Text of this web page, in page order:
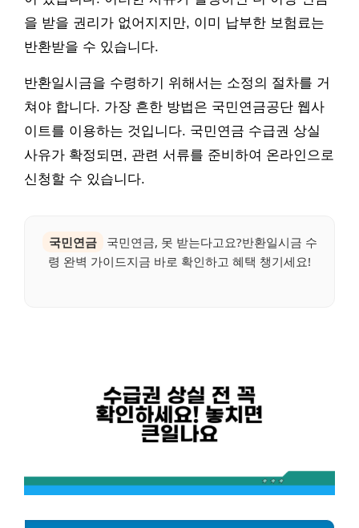
을 받을 권리가 없어지지만, 이미 납부한 보험료는
반환받을 수 있습니다.
반환일시금을 수령하기 위해서는 소정의 절차를 거
쳐야 합니다. 가장 흔한 방법은 국민연금공단 웹사
이트를 이용하는 것입니다. 국민연금 수급권 상실
사유가 확정되면, 관련 서류를 준비하여 온라인으로
신청할 수 있습니다.
국민연금
국민연금, 못 받는다고요?반환일시금 수
령 완벽 가이드지금 바로 확인하고 혜택 챙기세요!